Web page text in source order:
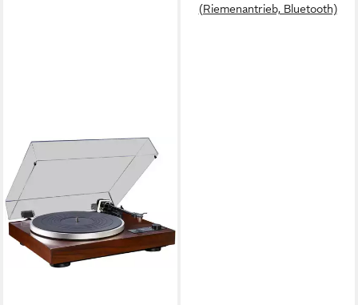
(Riemenantrieb, Bluetooth)